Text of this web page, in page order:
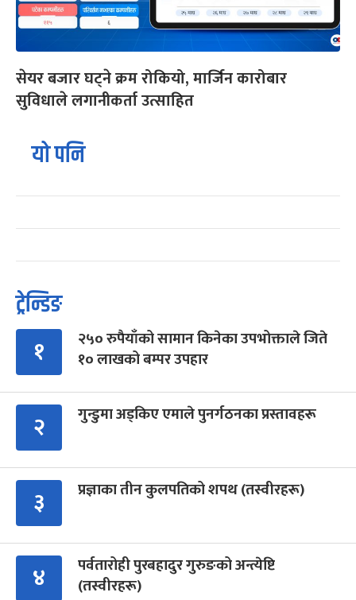
सेयर बजार घट्ने क्रम रोकियो, मार्जिन कारोबार
सुविधाले लगानीकर्ता उत्साहित
यो पनि
ट्रेन्डिङ
१
२५० रुपैयाँको सामान किनेका उपभोक्ताले जिते
१० लाखको बम्पर उपहार
२ गुन्डुमा अड्किए एमाले पुनर्गठनका प्रस्तावहरू
३ प्रज्ञाका तीन कुलपतिको शपथ (तस्वीरहरू)
४
पर्वतारोही पुरबहादुर गुरुङको अन्त्येष्टि
(तस्वीरहरू)